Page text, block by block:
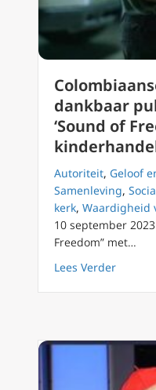
dankbaar
‘Sound of
Autoriteit, Geloof
Samenleving,
kerk, Waardigheid
10 september
Freedom” met…
Lees Verderabout